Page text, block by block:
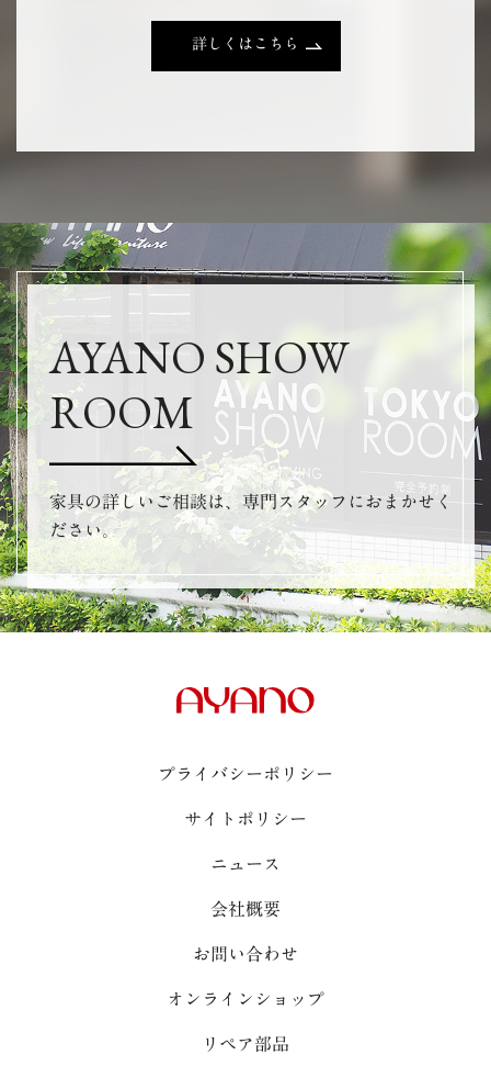
詳しくはこちら
AYANO SHOW
ROOM
家具の詳しいご相談は、専門スタッフにおまかせく
ださい。
プライバシーポリシー
サイトポリシー
ニュース
会社概要
お問い合わせ
オンラインショップ
リペア部品